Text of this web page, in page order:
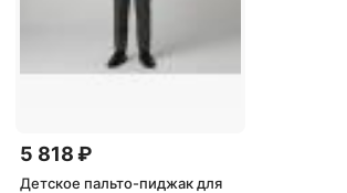
5 818 ₽
Детское пальто-пиджак для